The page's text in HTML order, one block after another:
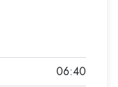
06:40